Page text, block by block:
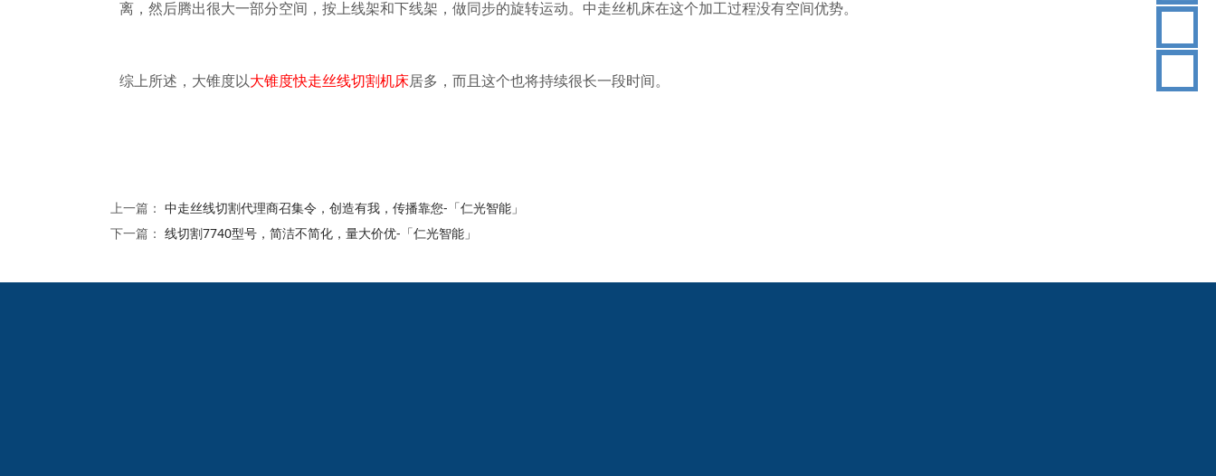
离，然后腾出很大一部分空间，按上线架和下线架，做同步的旋转运动。中走丝机床在这个加工过程没有空间优势。
综上所述，大锥度以大锥度快走丝线切割机床居多，而且这个也将持续很长一段时间。
上一篇： 中走丝线切割代理商召集令，创造有我，传播靠您-「仁光智能」
下一篇： 线切割7740型号，简洁不简化，量大价优-「仁光智能」